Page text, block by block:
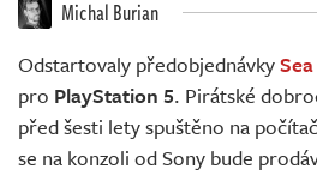
Živě
Michal Burian
Odstartovaly předobjednávky
pro PlayStation 5. Pirátské
před šesti lety spuštěno na
se na konzoli od Sony bude